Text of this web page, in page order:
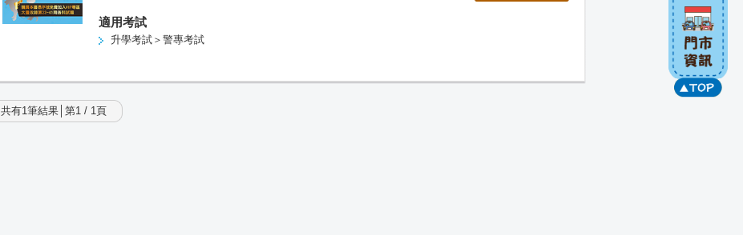
適用考試
升學考試＞警專考試
共有1筆結果│第1 / 1頁